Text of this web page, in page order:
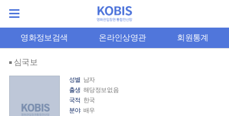
영화정보검색 온라인상영관 회원통계
심국보
성별 남자
출생 해당정보없음
국적 한국
분야 배우